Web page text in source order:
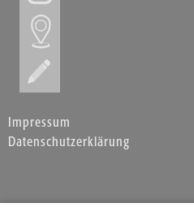
Impressum
Datenschutzerklärung